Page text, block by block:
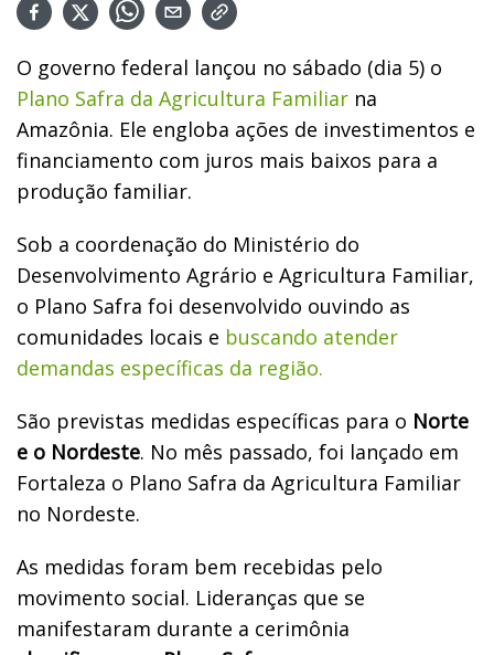
O governo federal lançou no sábado (dia 5) o
Plano Safra da Agricultura Familiar na
Amazônia. Ele engloba ações de investimentos e
financiamento com juros mais baixos para a
produção familiar.
Sob a coordenação do Ministério do
Desenvolvimento Agrário e Agricultura Familiar,
o Plano Safra foi desenvolvido ouvindo as
comunidades locais e buscando atender
demandas específicas da região.
São previstas medidas específicas para o Norte
e o Nordeste. No mês passado, foi lançado em
Fortaleza o Plano Safra da Agricultura Familiar
no Nordeste.
As medidas foram bem recebidas pelo
movimento social. Lideranças que se
manifestaram durante a cerimônia